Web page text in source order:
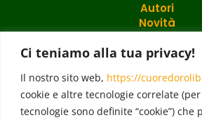
Ci teniamo alla tua privacy!
Il nostro sito web, https://
cookie e altre tecnologie correlate
tecnologie sono definite “cookie”) che
Autori
Novità
Regali
Blog
Cuore d'Oro